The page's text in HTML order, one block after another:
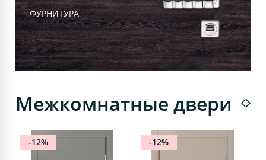
ФУРНИТУРА
Межкомнатные двери
-12% -12%